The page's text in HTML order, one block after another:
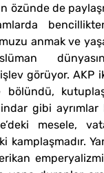
özünde de
anmak ve
görüyor. AKP
bölündü,
gibi ayrımlar
mesele,
kamplaşmadır.